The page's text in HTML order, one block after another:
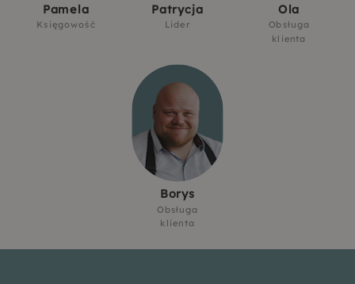
Pamela
Księgowość
Patrycja
Lider
Ola
Obsługa
klienta
Borys
Obsługa
klienta